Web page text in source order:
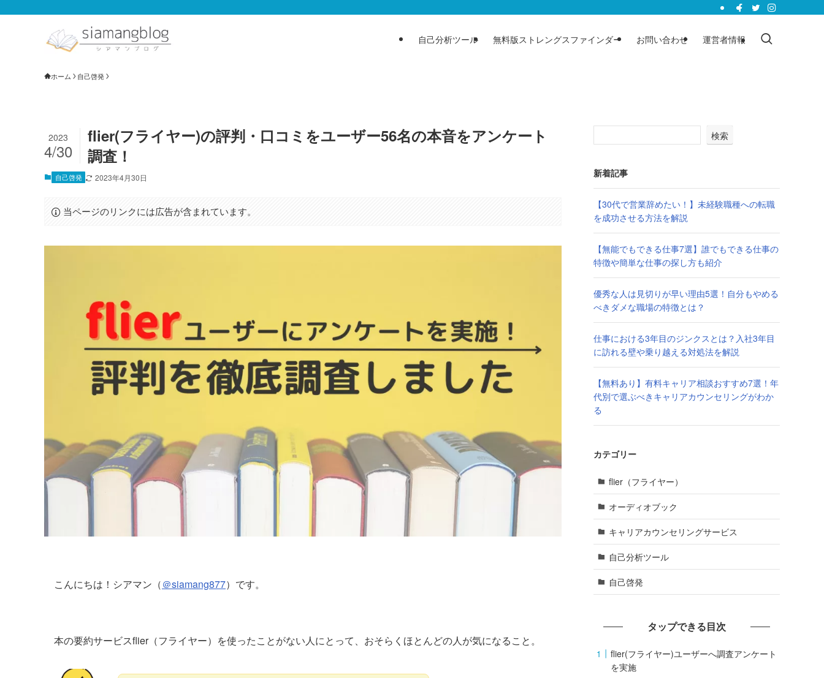
自己分析ツール 無料版ストレングスファインダー お問い合わせ 運営者情報
ホーム 自己啓発
flier(フライヤー)の評判・口コミをユーザー56名の本音をアンケート
調査！
2023
4/30
自己啓発 2023年4月30日
当ページのリンクには広告が含まれています。
こんにちは！シアマン（＠siamang877）です。
本の要約サービスflier（フライヤー）を使ったことがない人にとって、おそらくほとんどの人が気になること。
検索
新着記事
【30代で営業辞めたい！】未経験職種への転職
を成功させる方法を解説
【無能でもできる仕事7選】誰でもできる仕事の
特徴や簡単な仕事の探し方も紹介
優秀な人は見切りが早い理由5選！自分もやめる
べきダメな職場の特徴とは？
仕事における3年目のジンクスとは？入社3年目
に訪れる壁や乗り越える対処法を解説
【無料あり】有料キャリア相談おすすめ7選！年
代別で選ぶべきキャリアカウンセリングがわか
る
カテゴリー
flier（フライヤー）
オーディオブック
キャリアカウンセリングサービス
自己分析ツール
自己啓発
タップできる目次
flier(フライヤー)ユーザーへ調査アンケート
を実施